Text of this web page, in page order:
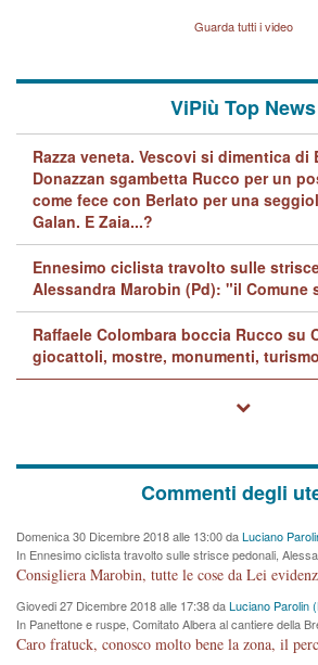
Lavarra: più avvincenti di
quelle di... Barbara D'UrsoGuarda tutti i video
ViPiù Top News
Razza veneta. Vescovi si dimentica di
Donazzan sgambetta Rucco per un
come fece con Berlato per una
Galan. E Zaia...?
Ennesimo ciclista travolto sulle
Alessandra Marobin (Pd): "il Comune
Raffaele Colombara boccia Rucco su
giocattoli, mostre, monumenti, turismo
Commenti degli
Domenica 30 Dicembre 2018 alle 13:00 daLuciano
In Ennesimo ciclista travolto sulle strisce pedonali,
Comune si svegli"
Giovedi 27 Dicembre 2018 alle 17:38 daLuciano Parolin
In Panettone e ruspe, Comitato Albera al cantiere della
cronoprogramma"